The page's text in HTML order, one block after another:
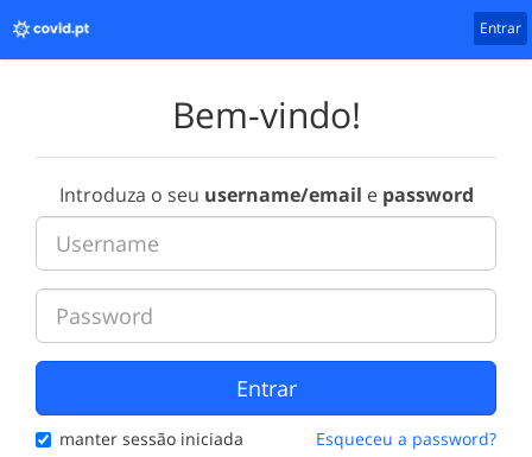
Entrar
Bem-vindo!
Introduza o seu username/email e password
Entrar
manter sessão iniciada Esqueceu a password?